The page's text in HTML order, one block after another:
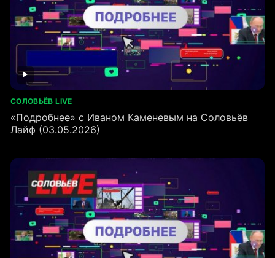
СОЛОВЬЁВ LIVE
«Подробнее» с Иваном Каменевым на Соловьёв
Лайф (03.05.2026)